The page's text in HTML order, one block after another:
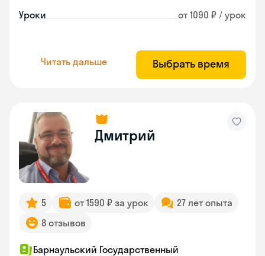
Уроки от 1090 ₽ / урок
Читать дальше Выбрать время
Дмитрий
5 от 1590 ₽ за урок
27 лет опыта
8 отзывов
Барнаульский Государственный